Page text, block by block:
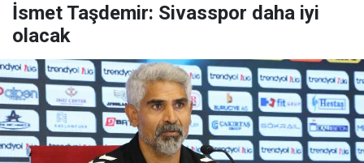
İsmet Taşdemir: Sivasspor daha iyi
olacak